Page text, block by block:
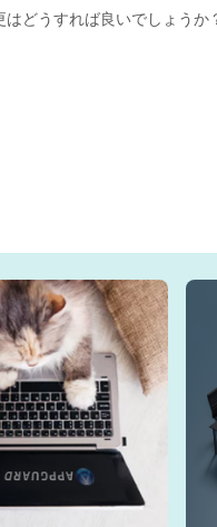
どうすれば良いでしょうか